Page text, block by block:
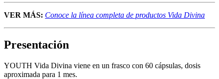
VER MÁS: Conoce la línea completa de productos Vida Divina
Presentación
YOUTH Vida Divina viene en un frasco con 60 cápsulas, dosis
aproximada para 1 mes.